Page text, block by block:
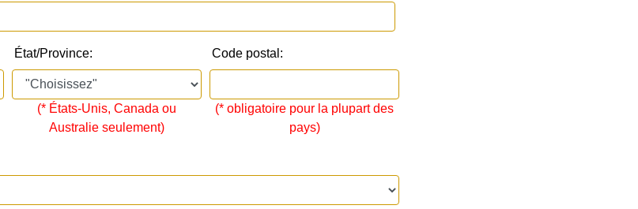
État/Province:
(* États-Unis, Canada ou
Australie seulement)
Code postal:
(* obligatoire pour la plupart des
pays)